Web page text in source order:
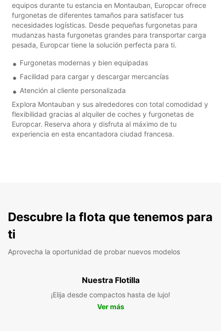
equipos durante tu estancia en Montauban, Europcar ofrece
furgonetas de diferentes tamaños para satisfacer tus
necesidades logísticas. Desde pequeñas furgonetas para
mudanzas hasta furgonetas grandes para transportar carga
pesada, Europcar tiene la solución perfecta para ti.
Furgonetas modernas y bien equipadas
Facilidad para cargar y descargar mercancías
Atención al cliente personalizada
Explora Montauban y sus alrededores con total comodidad y
flexibilidad gracias al alquiler de coches y furgonetas de
Europcar. Reserva ahora y disfruta al máximo de tu
experiencia en esta encantadora ciudad francesa.
Descubre la flota que tenemos para
ti
Aprovecha la oportunidad de probar nuevos modelos
Nuestra Flotilla
¡Elija desde compactos hasta de lujo!
Ver más